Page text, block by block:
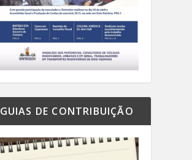
GUIAS DE CONTRIBUIÇÃO